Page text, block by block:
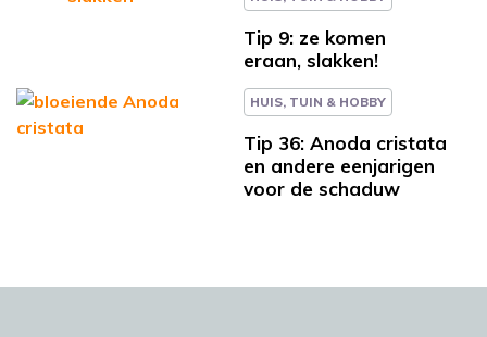
Tip 9: ze komen
eraan, slakken!
HUIS, TUIN & HOBBY
Tip 36: Anoda cristata
en andere eenjarigen
voor de schaduw